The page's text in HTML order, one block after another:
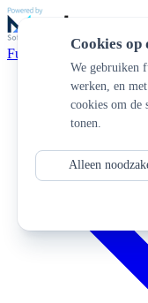
Cookies op
We gebruiken
werken, en
cookies om de
tonen.
Alleen
Functionaliteiten